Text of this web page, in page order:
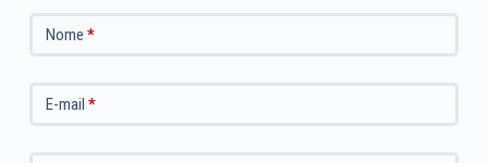
Nome *
E-mail *